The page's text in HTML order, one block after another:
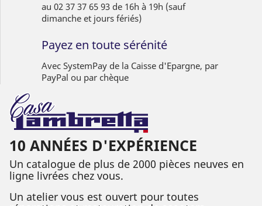
au 02 37 37 65 93 de 16h à 19h (sauf
dimanche et jours fériés)
Payez en toute sérénité
Avec SystemPay de la Caisse d'Epargne, par
PayPal ou par chèque
10 ANNÉES D'EXPÉRIENCE
Un catalogue de plus de 2000 pièces neuves en
ligne livrées chez vous.
Un atelier vous est ouvert pour toutes